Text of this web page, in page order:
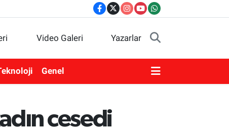
Video Galeri Yazarlar
Genel
cesedi